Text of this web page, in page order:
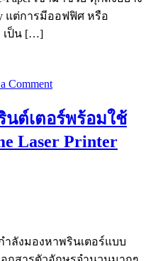
แต่การมีออฟฟิศ หรือ
เป็น […]
Comment
นต์เตอร์พร้อมใช้
Laser Printer
ำลังมองหาพรินเตอร์แบบ